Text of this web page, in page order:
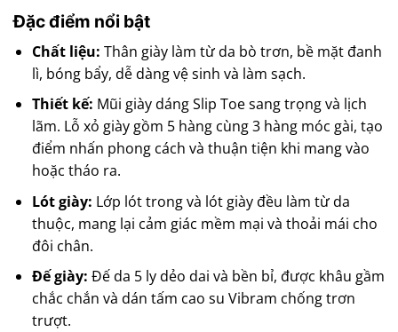
Đặc điểm nổi bật
Chất liệu: Thân giày làm từ da bò trơn, bề mặt đanh
lì, bóng bẩy, dễ dàng vệ sinh và làm sạch.
Thiết kế: Mũi giày dáng Slip Toe sang trọng và lịch
lãm. Lỗ xỏ giày gồm 5 hàng cùng 3 hàng móc gài, tạo
điểm nhấn phong cách và thuận tiện khi mang vào
hoặc tháo ra.
Lót giày: Lớp lót trong và lót giày đều làm từ da
thuộc, mang lại cảm giác mềm mại và thoải mái cho
đôi chân.
Đế giày: Đế da 5 ly dẻo dai và bền bỉ, được khâu gầm
chắc chắn và dán tấm cao su Vibram chống trơn
trượt.